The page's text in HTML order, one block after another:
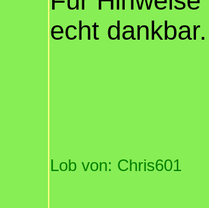
echt dankbar.
Lob von: Chris601